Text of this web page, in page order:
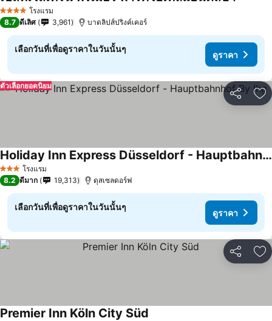
4 ดาว โรงแรม
8.7 ดีเลิศ 3,961 บาดลิปส์ปริงค์เคอร์
เลือกวันที่เพื่อดูราคาในวันนั้นๆ
ดูราคา
แชร์ เ
ตัวเลือกยอดนิยม
3 ดาว โรงแรม
Holiday Inn Express Düsseldorf - Hauptbahnhof By Ihg
8.2 ดีมาก 19,313 ดุสเซลดอร์ฟ
เลือกวันที่เพื่อดูราคาในวันนั้นๆ
ดูราคา
แชร์ เ
Premier Inn Köln City Süd